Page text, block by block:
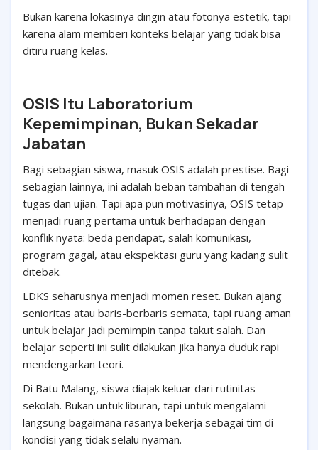
Bukan karena lokasinya dingin atau fotonya estetik, tapi
karena alam memberi konteks belajar yang tidak bisa
ditiru ruang kelas.
OSIS Itu Laboratorium
Kepemimpinan, Bukan Sekadar
Jabatan
Bagi sebagian siswa, masuk OSIS adalah prestise. Bagi
sebagian lainnya, ini adalah beban tambahan di tengah
tugas dan ujian. Tapi apa pun motivasinya, OSIS tetap
menjadi ruang pertama untuk berhadapan dengan
konflik nyata: beda pendapat, salah komunikasi,
program gagal, atau ekspektasi guru yang kadang sulit
ditebak.
LDKS seharusnya menjadi momen reset. Bukan ajang
senioritas atau baris-berbaris semata, tapi ruang aman
untuk belajar jadi pemimpin tanpa takut salah. Dan
belajar seperti ini sulit dilakukan jika hanya duduk rapi
mendengarkan teori.
Di Batu Malang, siswa diajak keluar dari rutinitas
sekolah. Bukan untuk liburan, tapi untuk mengalami
langsung bagaimana rasanya bekerja sebagai tim di
kondisi yang tidak selalu nyaman.